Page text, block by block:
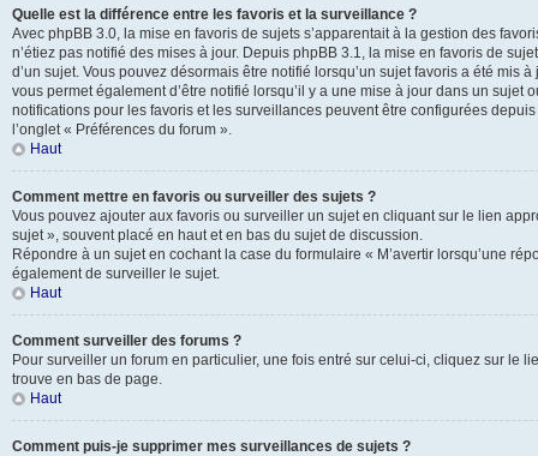
Quelle est la différence entre les favoris et la surveillance ?
Avec phpBB 3.0, la mise en favoris de sujets s’apparentait à la gestion des
n’étiez pas notifié des mises à jour. Depuis phpBB 3.1, la mise en favoris de
d’un sujet. Vous pouvez désormais être notifié lorsqu’un sujet favoris a été mis
vous permet également d’être notifié lorsqu’il y a une mise à jour dans un sujet
notifications pour les favoris et les surveillances peuvent être configurées
l’onglet « Préférences du forum ».
Haut
Comment mettre en favoris ou surveiller des sujets ?
Vous pouvez ajouter aux favoris ou surveiller un sujet en cliquant sur le lien
sujet », souvent placé en haut et en bas du sujet de discussion.
Répondre à un sujet en cochant la case du formulaire « M’avertir lorsqu’une
également de surveiller le sujet.
Haut
Comment surveiller des forums ?
Pour surveiller un forum en particulier, une fois entré sur celui-ci, cliquez sur le
trouve en bas de page.
Haut
Comment puis-je supprimer mes surveillances de sujets ?